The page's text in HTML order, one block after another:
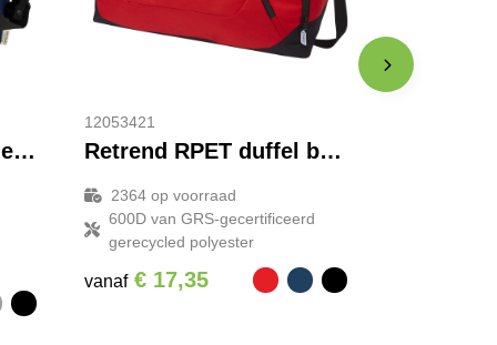
Joey GRS gerecyclede canvas duffel bag, 25 l
12053421
Retrend RPET duffel bag 40L
2364 op voorraad
600D van GRS-gecertificeerd
gerecycled polyester
vanaf € 17,35